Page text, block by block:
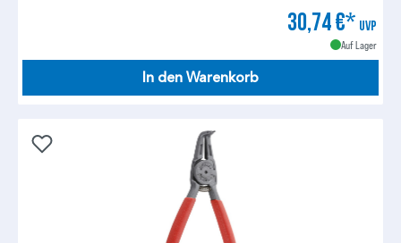
30,74 €* UVP
Auf Lager
In den Warenkorb